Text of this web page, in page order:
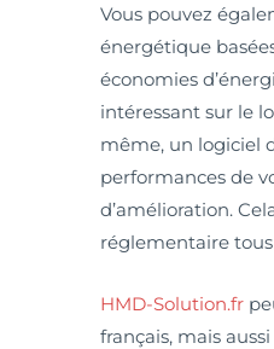
Vous pouvez
énergétique
économies
intéressant sur le
même, un logiciel
performances de
d’amélioration.
réglementaire
HMD-Solution.fr
français, mais